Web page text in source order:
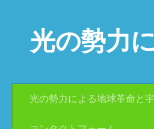
光の勢力
光の勢力による地球革命と